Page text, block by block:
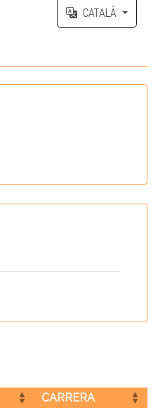
CATALÀ
CARRERA